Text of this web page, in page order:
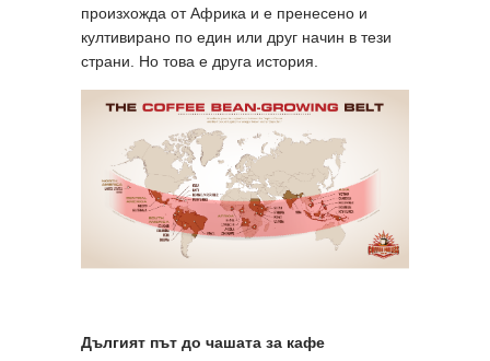
произхожда от Африка и е пренесено и
култивирано по един или друг начин в тези
страни. Но това е друга история.
Дългият път до чашата за кафе